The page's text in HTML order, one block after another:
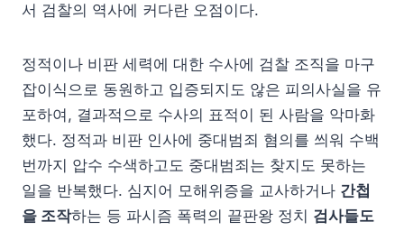
서 검찰의 역사에 커다란 오점이다.
정적이나 비판 세력에 대한 수사에 검찰 조직을 마구
잡이식으로 동원하고 입증되지도 않은 피의사실을 유
포하여, 결과적으로 수사의 표적이 된 사람을 악마화
했다. 정적과 비판 인사에 중대범죄 혐의를 씌워 수백
번까지 압수 수색하고도 중대범죄는 찾지도 못하는
일을 반복했다. 심지어 모해위증을 교사하거나 간첩
을 조작하는 등 파시즘 폭력의 끝판왕 정치 검사들도